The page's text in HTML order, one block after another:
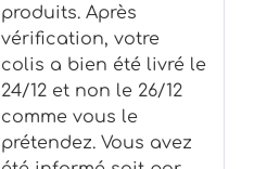
produits. Après
vérification, votre
colis a bien été livré le
24/12 et non le 26/12
comme vous le
prétendez. Vous avez